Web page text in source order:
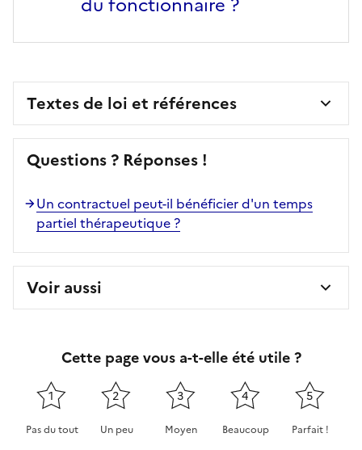
Textes de loi et références
Questions ? Réponses !
Un contractuel peut-il bénéficier d'un temps
partiel thérapeutique ?
Voir aussi
Cette page vous a-t-elle été utile ?
1
Pas du tout
2
Un peu
3
Moyen
4
Beaucoup
5
Parfait !